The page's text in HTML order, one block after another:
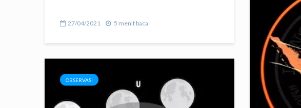
27/04/2021 5 menit baca
OBSERVASI